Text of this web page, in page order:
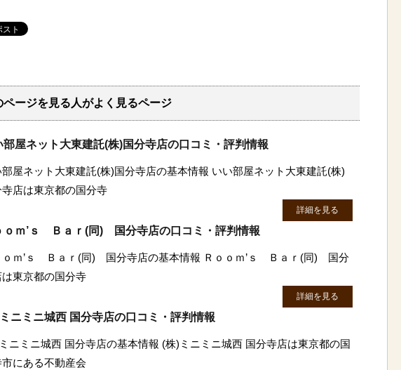
ページを見る人がよく見るページ
部屋ネット大東建託(株)国分寺店の口コミ・評判情報
部屋ネット大東建託(株)国分寺店の基本情報 いい部屋ネット大東建託(株)
寺店は東京都の国分寺
詳細を見る
ｏｍ’ｓ Ｂａｒ(同) 国分寺店の口コミ・評判情報
ｏｍ’ｓ Ｂａｒ(同) 国分寺店の基本情報 Ｒｏｏｍ’ｓ Ｂａｒ(同) 国分
東京都の国分寺
詳細を見る
ニミニ城西 国分寺店の口コミ・評判情報
ニミニ城西 国分寺店の基本情報 (株)ミニミニ城西 国分寺店は東京都の国
にある不動産会